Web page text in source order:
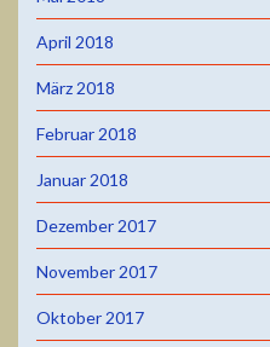
April 2018
März 2018
Februar 2018
Januar 2018
Dezember 2017
November 2017
Oktober 2017